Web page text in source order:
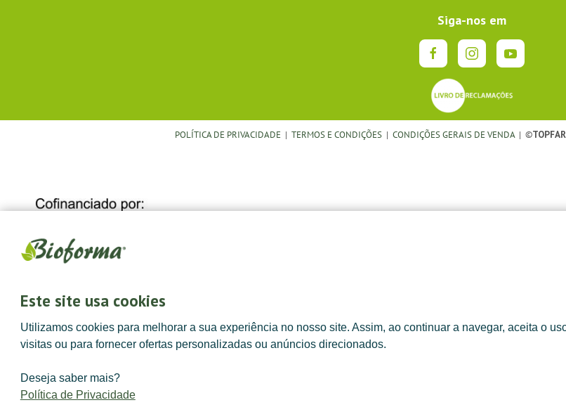
Este site usa cookies
Utilizamos cookies para melhorar a sua experiência no nosso site. Assim, ao continuar a navegar, aceita o
visitas ou para fornecer ofertas personalizadas ou anúncios direcionados.
Deseja saber mais?
Política de Privacidade
Siga-nos em
POLÍTICA DE PRIVACIDADE | TERMOS E CONDIÇÕES | CONDIÇÕES GERAIS DE VENDA | ©